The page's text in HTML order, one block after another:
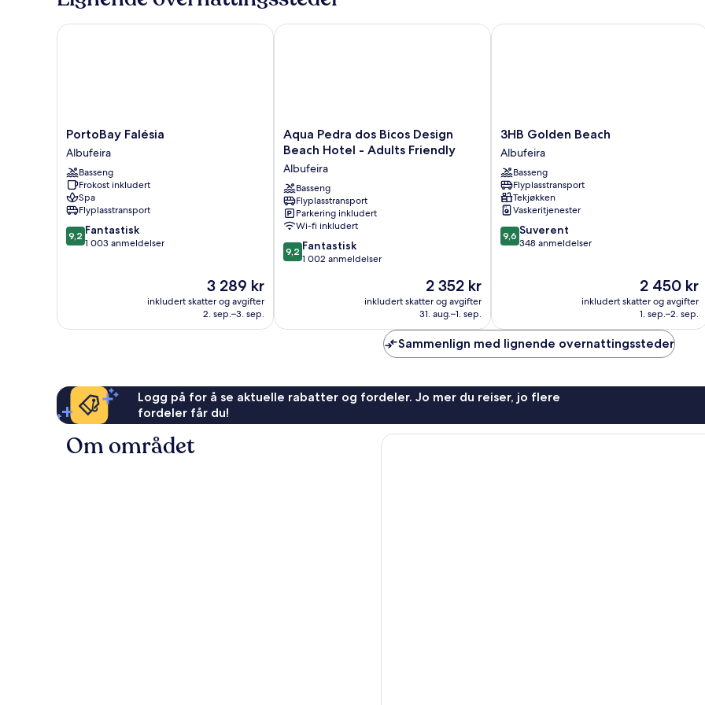
PortoBay
Falésia
Albufeira
PortoBay Falésia
Albufeira
Basseng
Frokost inkludert
Spa
Flyplasstransport
9.2
av
9,2 Fantastisk
1 003 anmeldelser
Prisen
er
3 289 kr
3 289 kr
inkludert skatter og avgifter
2. sep.–3. sep.
PortoBay Falésia
Aqua
Pedra
Bicos
Design
Beach
Hotel
-
Adults
Friendly
Aqua Pedra dos Bicos Design
Beach Hotel - Adults Friendly
Albufeira
Basseng
Flyplasstransport
Parkering inkludert
Wi-fi inkludert
9.2
av
9,2 Fantastisk
1 002 anmeldelser
Prisen
er
2 352 kr
2 352 kr
inkludert skatter og avgifter
31. aug.–1. sep.
Aqua Pedra dos Bicos Design Beach Hotel - Adults Friendly
3HB
Golden
Beach
Albufeira
3HB Golden Beach
Albufeira
Basseng
Flyplasstransport
Tekjøkken
Vaskeritjenester
9.6
av
9,6 Suverent
348 anmeldelser
Prisen
er
2 450 kr
2 450 kr
inkludert skatter og avgifter
1. sep.–2. sep.
3HB Golden Beach
Sammenlign med lignende overnattingssteder
Logg på for å se aktuelle rabatter og fordeler. Jo mer du reiser, jo flere
fordeler får du!
Om området